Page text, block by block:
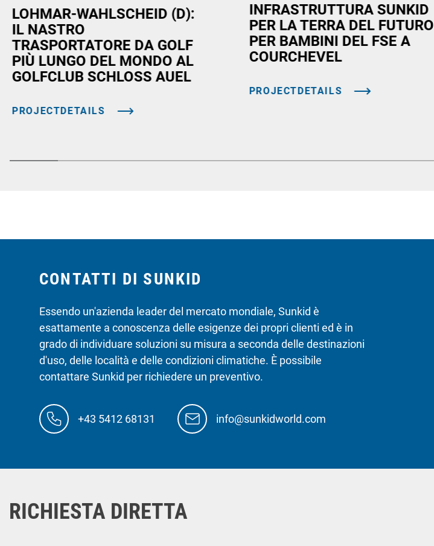
LOHMAR-WAHLSCHEID (D):
IL NASTRO
TRASPORTATORE DA GOLF
PIÙ LUNGO DEL MONDO AL
GOLFCLUB SCHLOSS AUEL
PROJECTDETAILS
INFRASTRUTTURA SUNKID
PER LA TERRA DEL FUTURO
PER BAMBINI DEL FSE A
COURCHEVEL
PROJECTDETAILS
CONTATTI DI SUNKID
Essendo un'azienda leader del mercato mondiale, Sunkid è
esattamente a conoscenza delle esigenze dei propri clienti ed è in
grado di individuare soluzioni su misura a seconda delle destinazioni
d'uso, delle località e delle condizioni climatiche. È possibile
contattare Sunkid per richiedere un preventivo.
+43 5412 68131 info@sunkidworld.com
RICHIESTA DIRETTA